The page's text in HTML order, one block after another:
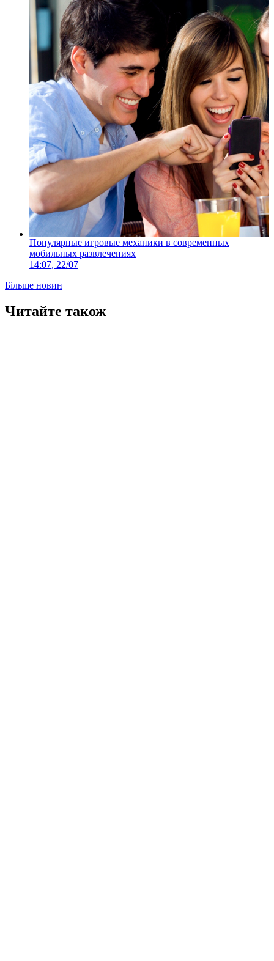
Популярные игровые механики в современных
мобильных развлечениях
14:07, 22/07
Більше новин
Читайте також